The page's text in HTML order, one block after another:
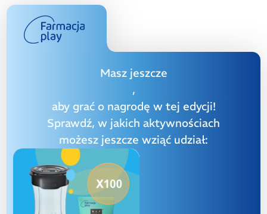
Masz jeszcze
,
aby grać o nagrodę w tej edycji!
Sprawdź, w jakich aktywnościach
możesz jeszcze wziąć udział: